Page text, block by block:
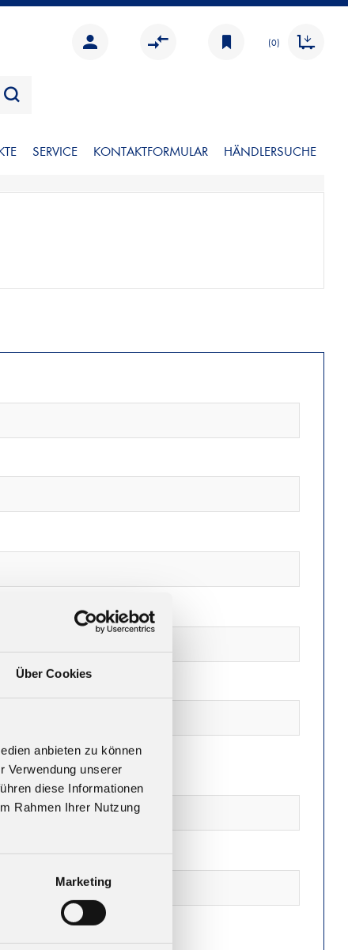
Über Cookies
anbieten zu können
Verwendung unserer
diese Informationen
Rahmen Ihrer Nutzung
Marketing
(0)
SERVICE KONTAKTFORMULAR HÄNDLERSUCHE